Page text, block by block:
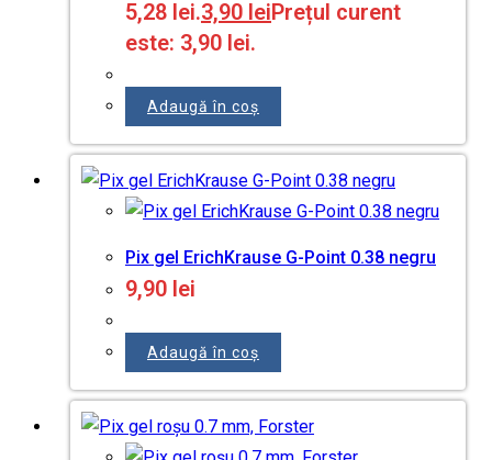
5,28 lei.3,90 leiPrețul curent
este: 3,90 lei.
Adaugă în coș
Pix gel ErichKrause G-Point 0.38 negru
9,90 lei
Adaugă în coș